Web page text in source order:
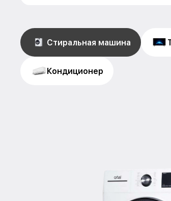
Стиральная машина
Кондиционер